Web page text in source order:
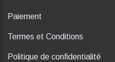
Paiement
Termes et Conditions
Politique de confidentialité